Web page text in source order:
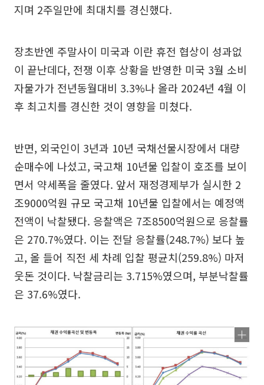
지며 2주일만에 최대치를 경신했다.
장초반엔 주말사이 미국과 이란 휴전 협상이 성과없
이 끝난데다, 전쟁 이후 상황을 반영한 미국 3월 소비
자물가가 전년동월대비 3.3%나 올라 2024년 4월 이
후 최고치를 경신한 것이 영향을 미쳤다.
반면, 외국인이 3년과 10년 국채선물시장에서 대량
순매수에 나섰고, 국고채 10년물 입찰이 호조를 보이
면서 약세폭을 줄였다. 앞서 재정경제부가 실시한 2
조9000억원 규모 국고채 10년물 입찰에서는 예정액
전액이 낙찰됐다. 응찰액은 7조8500억원으로 응찰률
은 270.7%였다. 이는 전달 응찰률(248.7%) 보다 높
고, 올 들어 직전 세 차례 입찰 평균치(259.8%) 마저
웃돈 것이다. 낙찰금리는 3.715%였으며, 부분낙찰률
은 37.6%였다.